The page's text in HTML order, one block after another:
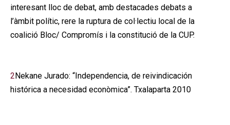
interesant lloc de debat, amb destacades debats a
l’àmbit polític, rere la ruptura de col·lectiu local de la
coalició Bloc/ Compromís i la constitució de la CUP.
2 Nekane Jurado: “Independencia, de reivindicación
histórica a necesidad econòmica”. Txalaparta 2010